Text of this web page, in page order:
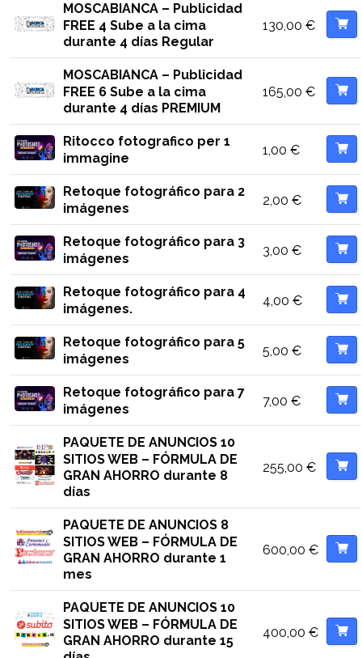
MOSCABIANCA – Publicidad
FREE 4 Sube a la cima
durante 4 días Regular
130,00 €
MOSCABIANCA – Publicidad
FREE 6 Sube a la cima
durante 4 días PREMIUM
165,00 €
Ritocco fotografico per 1
immagine
1,00 €
Retoque fotográfico para 2
imágenes
2,00 €
Retoque fotográfico para 3
imágenes
3,00 €
Retoque fotográfico para 4
imágenes.
4,00 €
Retoque fotográfico para 5
imágenes
5,00 €
Retoque fotográfico para 7
imágenes
7,00 €
PAQUETE DE ANUNCIOS 10
SITIOS WEB – FÓRMULA DE
GRAN AHORRO durante 8
días
255,00 €
PAQUETE DE ANUNCIOS 8
SITIOS WEB – FÓRMULA DE
GRAN AHORRO durante 1
mes
600,00 €
PAQUETE DE ANUNCIOS 10
SITIOS WEB – FÓRMULA DE
GRAN AHORRO durante 15
400,00 €